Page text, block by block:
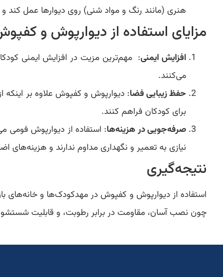
هنری (مانند رنگ و مواد شنی) روی دیوارها عمل کند
مزایای استفاده از دیوارپوش و
افزایش ایمنی: مهم‌ترین مزیت در افزایش ایمنی
می‌کنند.
حفظ زیبایی فضا: دیوارپوش‌ و کفپوش علاوه بر
برای کودکان فراهم کنند.
صرفه‌جویی در هزینه‌ها: استفاده از دیوارپوش فومی
نیازی به تعمیر و نگهداری مداوم ندارند و
نتیجه‌گیری
استفاده از دیوارپوش و کفپوش در مهدکودک‌ها و خانه‌های
چون نصب آسان، مقاومت در برابر رطوبت، و قابلیت شستشو